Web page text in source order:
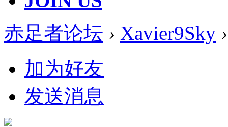
赤足者论坛 › Xavier9Sky ›
加为好友
发送消息